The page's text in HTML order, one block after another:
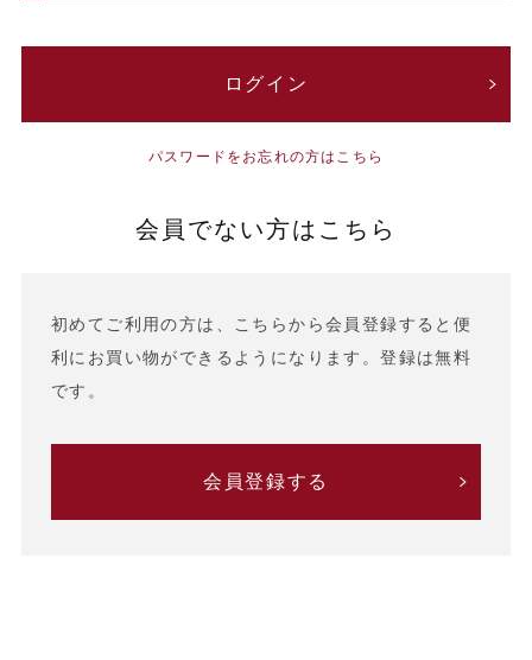
パスワードをお忘れの方はこちら
会員でない方はこちら
初めてご利用の方は、こちらから会員登録すると便
利にお買い物ができるようになります。登録は無料
です。
会員登録する